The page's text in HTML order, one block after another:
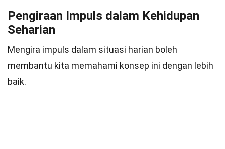
Pengiraan Impuls dalam Kehidupan
Seharian
Mengira impuls dalam situasi harian boleh
membantu kita memahami konsep ini dengan lebih
baik.